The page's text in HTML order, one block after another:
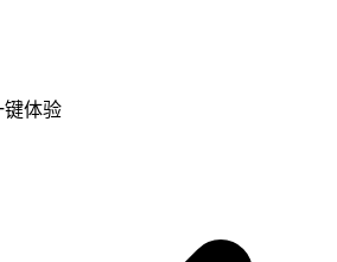
键体验